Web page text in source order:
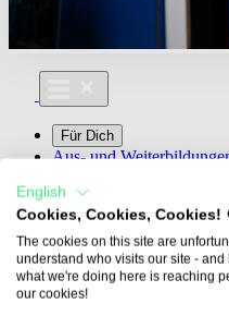
Für Dich
Aus- und
Media For You
Über Uns
Übersicht
English
Cookies, Cookies, Cookies!
The cookies on this site are
understand who visits our site -
what we're doing here is reaching
our cookies!